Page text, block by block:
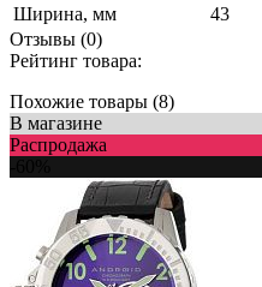
Ширина, мм
43
Отзывы (0)
Рейтинг товара:
Похожие товары (8)
В магазине
Распродажа